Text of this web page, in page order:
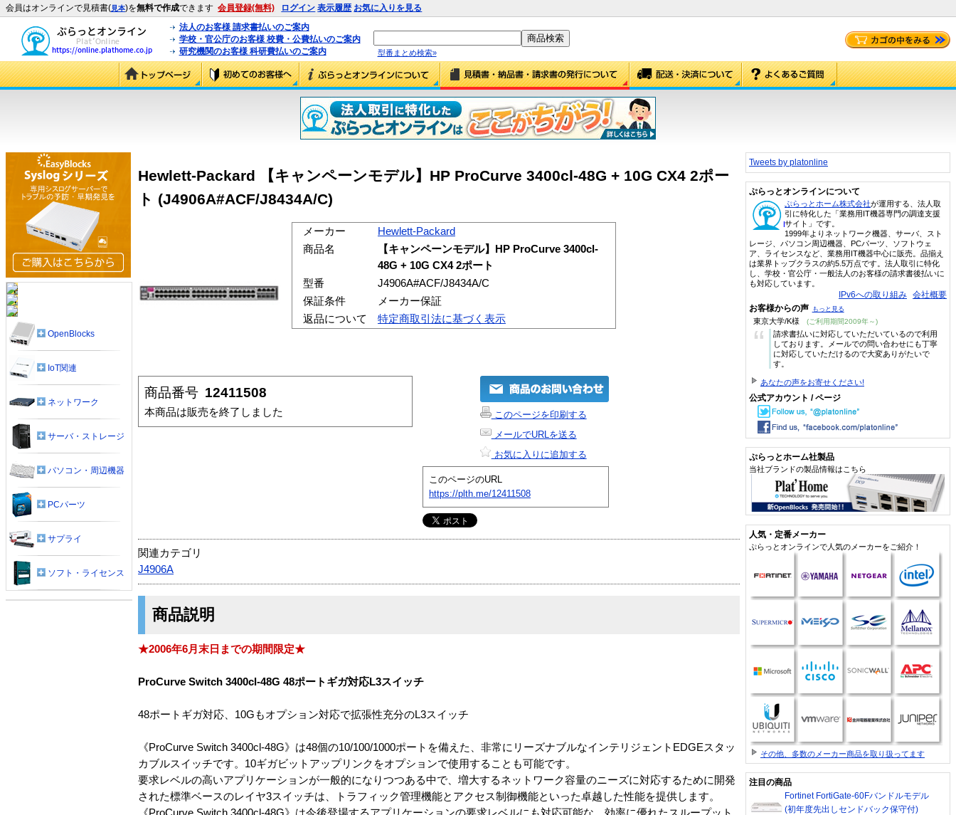
会員はオンラインで見積書(見本)を無料で作成できます 会員登録(無料) ログイン 表示履歴 お気に入りを見る
法人のお客様 請求書払いのご案内
学校・官公庁のお客様 校費・公費払いのご案内
研究機関のお客様 科研費払いのご案内
型番まとめ検索»
Hewlett-Packard 【キャンペーンモデル】HP ProCurve 3400cl-48G + 10G CX4 2ポー
ト (J4906A#ACF/J8434A/C)
メーカー
Hewlett-Packard
商品名
【キャンペーンモデル】HP ProCurve 3400cl-
48G + 10G CX4 2ポート
型番
J4906A#ACF/J8434A/C
保証条件
メーカー保証
返品について
特定商取引法に基づく表示
商品番号 12411508
本商品は販売を終了しました
このページを印刷する
メールでURLを送る
お気に入りに追加する
このページのURL
https://plth.me/12411508
関連カテゴリ
J4906A
商品説明
★2006年6月末日までの期間限定★
ProCurve Switch 3400cl-48G 48ポートギガ対応L3スイッチ
48ポートギガ対応、10Gもオプション対応で拡張性充分のL3スイッチ
《ProCurve Switch 3400cl-48G》は48個の10/100/1000ポートを備えた、非常にリーズナブルなインテリジェントEDGEスタッ
カブルスイッチです。10ギガビットアップリンクをオプションで使用することも可能です。
要求レベルの高いアプリケーションが一般的になりつつある中で、増大するネットワーク容量のニーズに対応するために開発
された標準ベースのレイヤ3スイッチは、トラフィック管理機能とアクセス制御機能といった卓越した性能を提供します。
《ProCurve Switch 3400cl-48G》は今後登場するアプリケーションの要求レベルにも対応可能な、効率に優れたスループット
OpenBlocks
IoT関連
ネットワーク
サーバ・ストレージ
パソコン・周辺機器
PCパーツ
サプライ
ソフト・ライセンス
Tweets by platonline
ぷらっとオンラインについて
ぷらっとホーム株式会社が運用する、法人取
引に特化した「業務用IT機器専門の調達支援
サイト」です。
1999年よりネットワーク機器、サーバ、スト
レージ、パソコン周辺機器、PCパーツ、ソフトウェ
ア、ライセンスなど、業務用IT機器中心に販売。品揃え
は業界トップクラスの約5.5万点です。法人取引に特化
し、学校・官公庁・一般法人のお客様の請求書後払いに
も対応しています。
IPv6への取り組み 会社概要
お客様からの声 もっと見る
東京大学/K様 (ご利用期間2009年～)
“
請求書払いに対応していただいているので利用
しております。メールでの問い合わせにも丁寧
に対応していただけるので大変ありがたいで
す。
あなたの声をお寄せください!
公式アカウント / ページ
ぷらっとホーム社製品
当社ブランドの製品情報はこちら
人気・定番メーカー
ぷらっとオンラインで人気のメーカーをご紹介！
その他、多数のメーカー商品を取り扱ってます
注目の商品
Fortinet FortiGate-60Fバンドルモデル
(初年度先出しセンドバック保守付)